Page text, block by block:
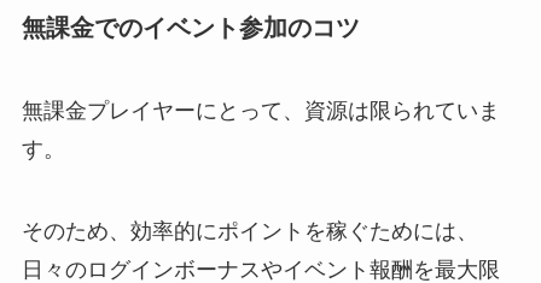
無課金でのイベント参加のコツ
無課金プレイヤーにとって、資源は限られていま
す。
そのため、効率的にポイントを稼ぐためには、
日々のログインボーナスやイベント報酬を最大限